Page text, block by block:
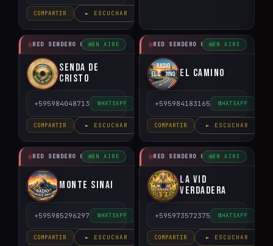
COMPARTIR ► ESCUCHAR
RED SENDERO CRISTIANO
EN AIRE
Senda de
Cristo
+595984048713 WHATSAPP
COMPARTIR ► ESCUCHAR
RED SENDERO CRISTIANO
EN AIRE
El Camino
+595984183165 WHATSAPP
COMPARTIR ► ESCUCHAR
RED SENDERO CRISTIANO
EN AIRE
Monte Sinai
+595985296297 WHATSAPP
COMPARTIR ► ESCUCHAR
RED SENDERO CRISTIANO
EN AIRE
La Vid
Verdadera
+595973572375 WHATSAPP
COMPARTIR ► ESCUCHAR